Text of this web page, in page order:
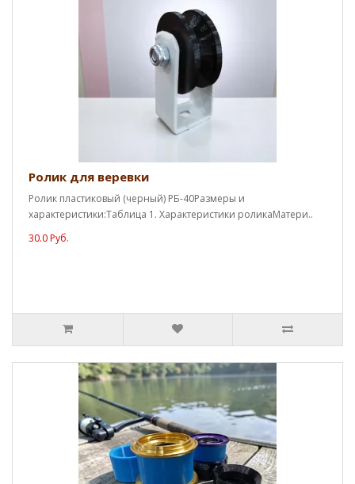
Ролик для веревки
Ролик пластиковый (черный) РБ-40Размеры и
характеристики:Таблица 1. Характеристики роликаМатери..
30.0 Руб.